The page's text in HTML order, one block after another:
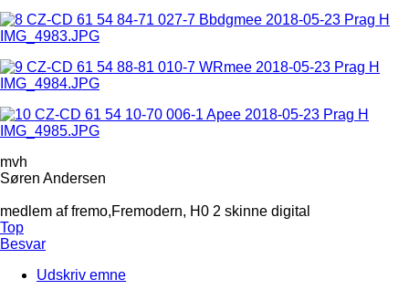
mvh
Søren Andersen
medlem af fremo,Fremodern, H0 2 skinne digital
Top
Besvar
Udskriv emne